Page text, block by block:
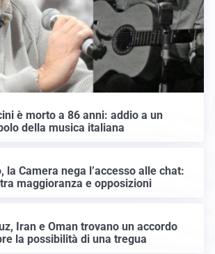
è morto a 86 anni: addio a un
della musica italiana
la Camera nega l’accesso alle chat:
maggioranza e opposizioni
Iran e Oman trovano un accordo
la possibilità di una tregua